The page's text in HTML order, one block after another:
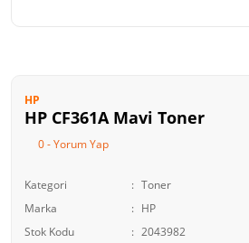
HP
HP CF361A Mavi Toner
0 - Yorum Yap
Kategori
Toner
Marka
HP
Stok Kodu
2043982